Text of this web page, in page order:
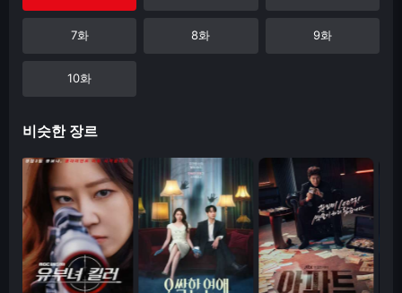
7화 8화 9화
10화
비슷한 장르